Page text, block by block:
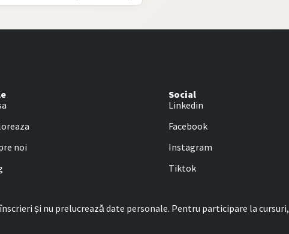
noi
Social
Linkedin
Facebook
Instagram
Tiktok
și nu prelucrează date personale. Pentru participare la cursuri,